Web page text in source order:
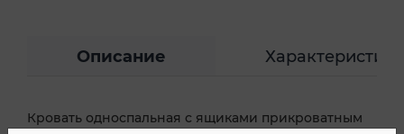
Описание Характеристики
Кровать односпальная с ящиками прикроватным